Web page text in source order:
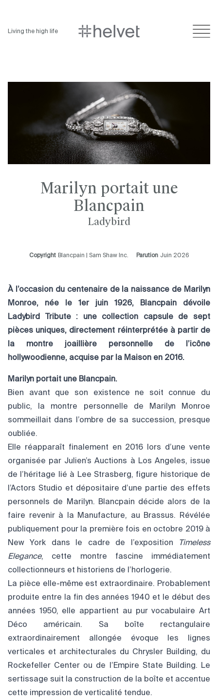
Living the high life
Marilyn portait une
Blancpain
Ladybird
Copyright Blancpain | Sam Shaw Inc. Parution Juin 2026
À l’occasion du centenaire de la naissance de Marilyn
Monroe, née le 1er juin 1926, Blancpain dévoile
Ladybird Tribute : une collection capsule de sept
pièces uniques, directement réinterprétée à partir de
la montre joaillière personnelle de l’icône
hollywoodienne, acquise par la Maison en 2016.
Marilyn portait une Blancpain.
Bien avant que son existence ne soit connue du
public, la montre personnelle de Marilyn Monroe
sommeillait dans l’ombre de sa succession, presque
oubliée.
Elle réapparaît finalement en 2016 lors d’une vente
organisée par Julien’s Auctions à Los Angeles, issue
de l’héritage lié à Lee Strasberg, figure historique de
l’Actors Studio et dépositaire d’une partie des effets
personnels de Marilyn. Blancpain décide alors de la
faire revenir à la Manufacture, au Brassus. Révélée
publiquement pour la première fois en octobre 2019 à
New York dans le cadre de l’exposition
Timeless
Elegance, cette montre fascine immédiatement
collectionneurs et historiens de l’horlogerie.
La pièce elle-même est extraordinaire. Probablement
produite entre la fin des années 1940 et le début des
années 1950, elle appartient au pur vocabulaire Art
Déco américain. Sa boîte rectangulaire
extraordinairement allongée évoque les lignes
verticales et architecturales du Chrysler Building, du
Rockefeller Center ou de l’Empire State Building. Le
sertissage suit la construction de la boîte et accentue
cette impression de verticalité tendue.